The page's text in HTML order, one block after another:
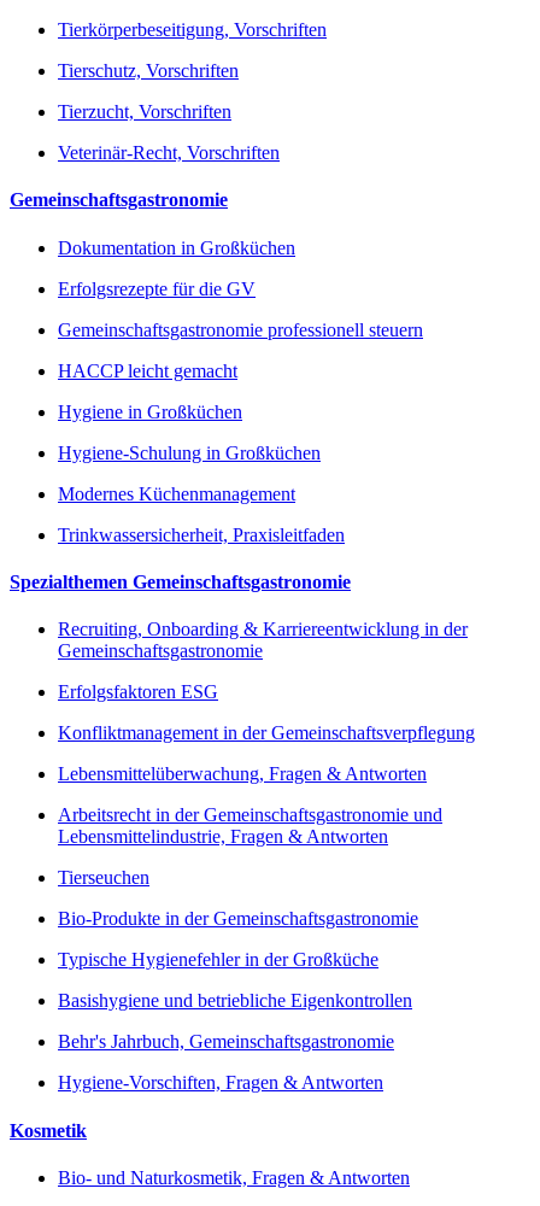
Tierkörperbeseitigung, Vorschriften
Tierschutz, Vorschriften
Tierzucht, Vorschriften
Veterinär-Recht, Vorschriften
Gemeinschaftsgastronomie
Dokumentation in Großküchen
Erfolgsrezepte für die GV
Gemeinschaftsgastronomie professionell steuern
HACCP leicht gemacht
Hygiene in Großküchen
Hygiene-Schulung in Großküchen
Modernes Küchenmanagement
Trinkwassersicherheit, Praxisleitfaden
Spezialthemen Gemeinschaftsgastronomie
Recruiting, Onboarding & Karriereentwicklung in der
Gemeinschaftsgastronomie
Erfolgsfaktoren ESG
Konfliktmanagement in der Gemeinschaftsverpflegung
Lebensmittelüberwachung, Fragen & Antworten
Arbeitsrecht in der Gemeinschaftsgastronomie und
Lebensmittelindustrie, Fragen & Antworten
Tierseuchen
Bio-Produkte in der Gemeinschaftsgastronomie
Typische Hygienefehler in der Großküche
Basishygiene und betriebliche Eigenkontrollen
Behr's Jahrbuch, Gemeinschaftsgastronomie
Hygiene-Vorschiften, Fragen & Antworten
Kosmetik
Bio- und Naturkosmetik, Fragen & Antworten